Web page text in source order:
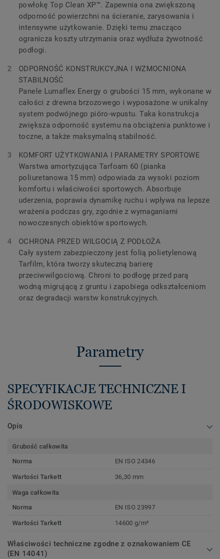
powłokę Top Clean XP™. Zapewnia ona zwiększoną
odporność powierzchni na ścieranie, zarysowania i
intensywne użytkowanie. Dzięki temu znacząco
ogranicza koszty utrzymania oraz wydłuża żywotność
podłogi.
ODPORNOŚĆ KONSTRUKCYJNA I WZMOCNIONA
STABILNOŚĆ
Panele Lumaflex Energy o grubości 15 mm, wykonane w
całości z drewna brzozowego i wyposażone w unikalny
system podwójnego pióro-wpustu. Taka konstrukcja
zwiększa odporność systemu na obciążenia punktowe i
toczne, a także maksymalną stabilność.
KOMFORT UŻYTKOWANIA I PARAMETRY SPORTOWE
Warstwa amortyzująca Tarfoam 60 (pianka
poliuretanowa 15 mm) odpowiada za wysoki poziom
komfortu i właściwości sportowych. Absorbuje
uderzenia, poprawia dynamikę ruchu i wpływa na lepsze
wrażenia podczas gry, zgodnie z wymaganiami
nowoczesnych obiektów sportowych.
OCHRONA PRZED WILGOCIĄ Z PODŁOŻA
Cały system zabezpieczony jest folią polietylenową
Tarfilm, która tworzy skuteczną barierę
przeciwwilgociową. Chroni to podłogę przed parą
wodną migrującą z gruntu i zapobiega odkształceniom
oraz degradacji warstw konstrukcyjnych.
Parametry
SPECYFIKACJE TECHNICZNE I
ŚRODOWISKOWE
Opis
Grubość całkowita
Norma
EN ISO 24346
Wartości Tarkett 36,30 mm
Waga całkowita
Norma
EN ISO 23997
Wartości Tarkett 14600 g/m²
Właściwości techniczne zgodne z oznakowaniem CE
(EN 14041)